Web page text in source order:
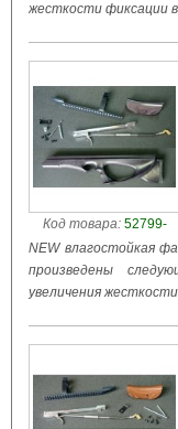
жесткости фиксации
Код товара:52799-
NEW влагостойкая
произведены
увеличения